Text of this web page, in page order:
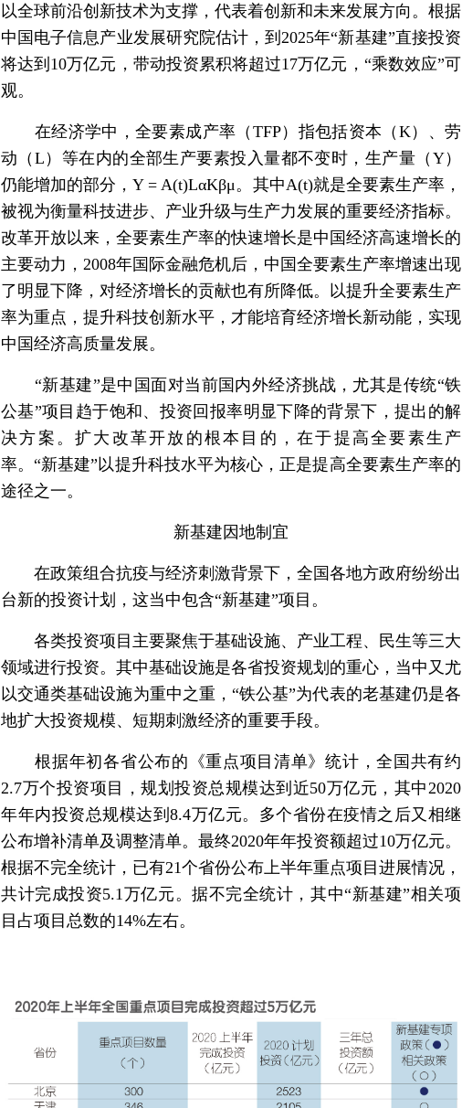
以全球前沿创新技术为支撑，代表着创新和未来发展方向。根据
中国电子信息产业发展研究院估计，到2025年“新基建”直接投资
将达到10万亿元，带动投资累积将超过17万亿元，“乘数效应”可
观。
在经济学中，全要素成产率（TFP）指包括资本（K）、劳
动（L）等在内的全部生产要素投入量都不变时，生产量（Y）
仍能增加的部分，Y = A(t)LαKβμ。其中A(t)就是全要素生产率，
被视为衡量科技进步、产业升级与生产力发展的重要经济指标。
改革开放以来，全要素生产率的快速增长是中国经济高速增长的
主要动力，2008年国际金融危机后，中国全要素生产率增速出现
了明显下降，对经济增长的贡献也有所降低。以提升全要素生产
率为重点，提升科技创新水平，才能培育经济增长新动能，实现
中国经济高质量发展。
“新基建”是中国面对当前国内外经济挑战，尤其是传统“铁
公基”项目趋于饱和、投资回报率明显下降的背景下，提出的解
决方案。扩大改革开放的根本目的，在于提高全要素生产
率。“新基建”以提升科技水平为核心，正是提高全要素生产率的
途径之一。
新基建因地制宜
在政策组合抗疫与经济刺激背景下，全国各地方政府纷纷出
台新的投资计划，这当中包含“新基建”项目。
各类投资项目主要聚焦于基础设施、产业工程、民生等三大
领域进行投资。其中基础设施是各省投资规划的重心，当中又尤
以交通类基础设施为重中之重，“铁公基”为代表的老基建仍是各
地扩大投资规模、短期刺激经济的重要手段。
根据年初各省公布的《重点项目清单》统计，全国共有约
2.7万个投资项目，规划投资总规模达到近50万亿元，其中2020
年年内投资总规模达到8.4万亿元。多个省份在疫情之后又相继
公布增补清单及调整清单。最终2020年年投资额超过10万亿元。
根据不完全统计，已有21个省份公布上半年重点项目进展情况，
共计完成投资5.1万亿元。据不完全统计，其中“新基建”相关项
目占项目总数的14%左右。